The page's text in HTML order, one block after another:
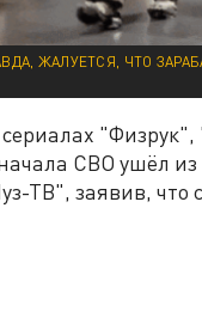
ЖАЛУЕТСЯ, ЧТО
СВО ушёл из
ТВ", заявив, что